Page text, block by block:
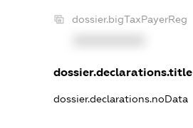
dossier.bigTaxPayerReg
dossier.declarations.title
dossier.declarations.noData